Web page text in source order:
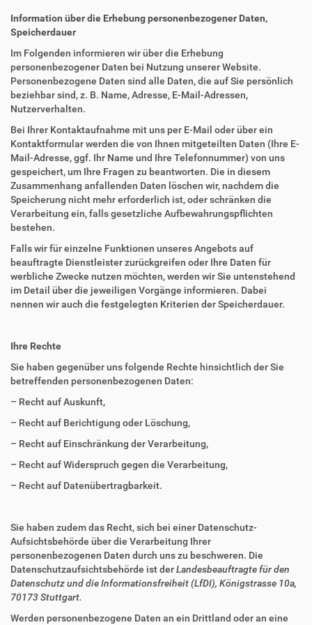
Information über die Erhebung personenbezogener Daten,
Speicherdauer
Im Folgenden informieren wir über die Erhebung
personenbezogener Daten bei Nutzung unserer Website.
Personenbezogene Daten sind alle Daten, die auf Sie persönlich
beziehbar sind, z. B. Name, Adresse, E-Mail-Adressen,
Nutzerverhalten.
Bei Ihrer Kontaktaufnahme mit uns per E-Mail oder über ein
Kontaktformular werden die von Ihnen mitgeteilten Daten (Ihre E-
Mail-Adresse, ggf. Ihr Name und Ihre Telefonnummer) von uns
gespeichert, um Ihre Fragen zu beantworten. Die in diesem
Zusammenhang anfallenden Daten löschen wir, nachdem die
Speicherung nicht mehr erforderlich ist, oder schränken die
Verarbeitung ein, falls gesetzliche Aufbewahrungspflichten
bestehen.
Falls wir für einzelne Funktionen unseres Angebots auf
beauftragte Dienstleister zurückgreifen oder Ihre Daten für
werbliche Zwecke nutzen möchten, werden wir Sie untenstehend
im Detail über die jeweiligen Vorgänge informieren. Dabei
nennen wir auch die festgelegten Kriterien der Speicherdauer.
Ihre Rechte
Sie haben gegenüber uns folgende Rechte hinsichtlich der Sie
betreffenden personenbezogenen Daten:
– Recht auf Auskunft,
– Recht auf Berichtigung oder Löschung,
– Recht auf Einschränkung der Verarbeitung,
– Recht auf Widerspruch gegen die Verarbeitung,
– Recht auf Datenübertragbarkeit.
Sie haben zudem das Recht, sich bei einer Datenschutz-
Aufsichtsbehörde über die Verarbeitung Ihrer
personenbezogenen Daten durch uns zu beschweren. Die
Datenschutzaufsichtsbehörde ist derLandesbeauftragte für den
Datenschutz und die Informationsfreiheit (LfDI), Königstrasse 10a,
70173 Stuttgart.
Werden personenbezogene Daten an ein Drittland oder an eine